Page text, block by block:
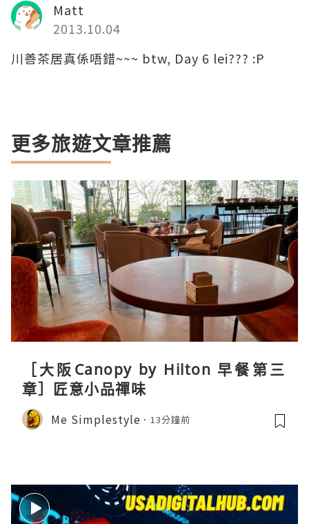
Matt
2013.10.04
川善茶居真係唔錯~~~ btw, Day 6 lei??? :P
更多旅遊文章推薦
［大阪Canopy by Hilton 早餐第三
章］匠意小品禪味
Me Simplestyle 13分鐘前